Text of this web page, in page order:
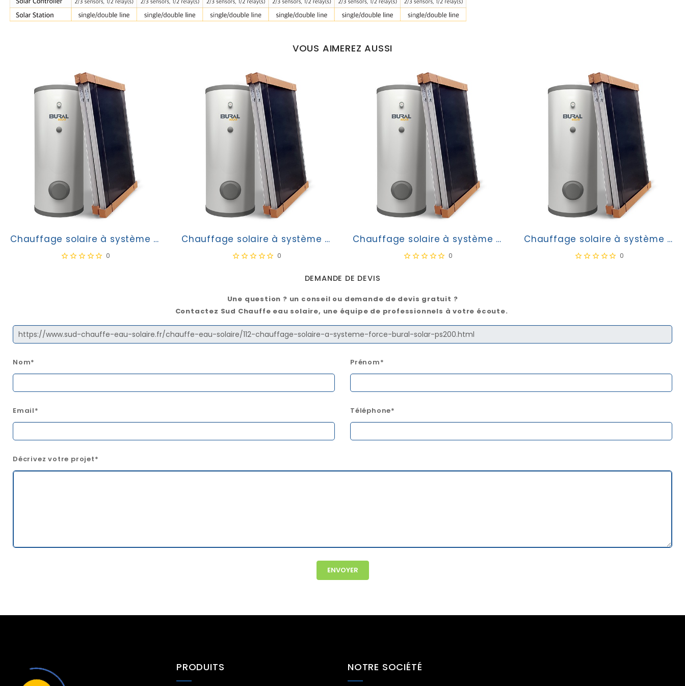
VOUS AIMEREZ AUSSI
Chauffage solaire à système forcé Bural-Solar PS300
0
Chauffage solaire à système forcé Bural-Solar PS500
0
Chauffage solaire à système forcé Bural-Solar PS800
0
Chauffage solaire à système forcé Bural-Solar PS1000
0
DEMANDE DE DEVIS
Une question ? un conseil ou demande de devis gratuit ?
Contactez Sud Chauffe eau solaire, une équipe de professionnels à votre écoute.
Nom* Prénom*
Email* Téléphone*
Décrivez votre projet*
PRODUITS NOTRE SOCIÉTÉ